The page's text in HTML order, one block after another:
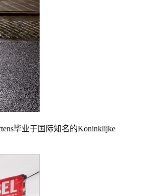
毕业于国际知名的Koninklijke